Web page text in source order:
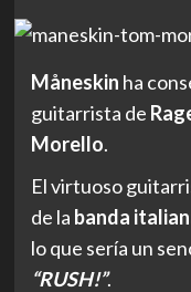
Måneskin ha
guitarrista de
Morello.
El virtuoso
de la banda
lo que sería un
“RUSH!”.